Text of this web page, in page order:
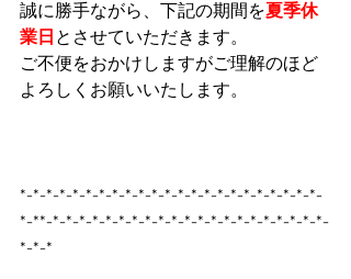
誠に勝手ながら、下記の期間を夏季休
業日 とさせていただきます。
ご不便をおかけしますがご理解のほど
よろしくお願いいたします。
*-*-*-*-*-*-*-*-*-*-*-*-*-*-*-*-*-*-*-*-*-*-*-
*-**-*-*-*-*-*-*-*-*-*-*-*-*-*-*-*-*-*-*-*-*-*-
*-*-*